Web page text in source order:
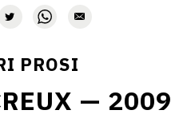
PROSI
— 2009